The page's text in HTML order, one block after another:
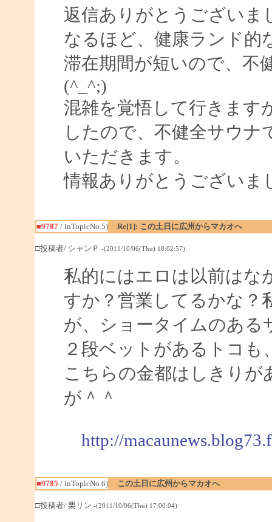
返信ありがとうございま
なるほど、健康ランド的
滞在期間が短いので、不
(^_^;)
混雑を覚悟して行きます
したので、不健全サウ
いただきます。
情報ありがとうございま
■9787/ inTopicNo.5) Re[1]: この土日に広州からマカオへ
□投稿者/ シャンＰ -(2011/10/06(Thu) 18:02:57)
私的にはエロは以前はな
すか？営業してるかな？
が、ショータイムのある
２段ベットがあるトコ
こちらの金都はしきりが
が＾＾
http://
■9785 / inTopicNo.6) この土日に広州からマカオへ
□投稿者/ 栗リン -(2011/10/06(Thu) 17:00:04)